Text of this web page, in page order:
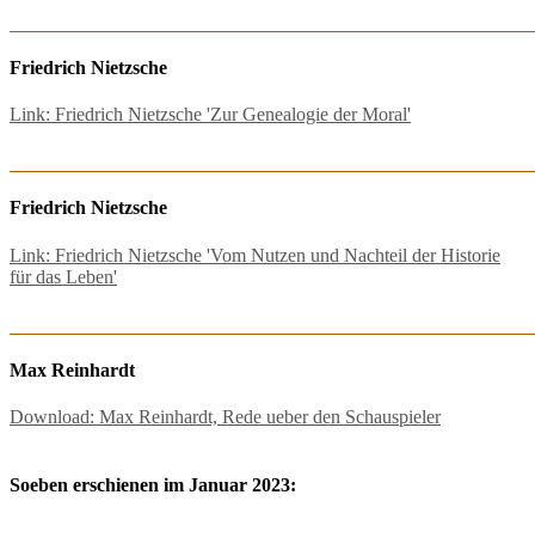
Friedrich Nietzsche
Link: Friedrich Nietzsche 'Zur Genealogie der Moral'
Friedrich Nietzsche
Link: Friedrich Nietzsche 'Vom Nutzen und Nachteil der Historie
für das Leben'
Max Reinhardt
Download: Max Reinhardt, Rede ueber den Schauspieler
Soeben erschienen im Januar 2023: